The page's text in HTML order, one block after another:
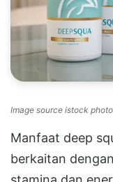
Image source istock photo
Manfaat deep
berkaitan